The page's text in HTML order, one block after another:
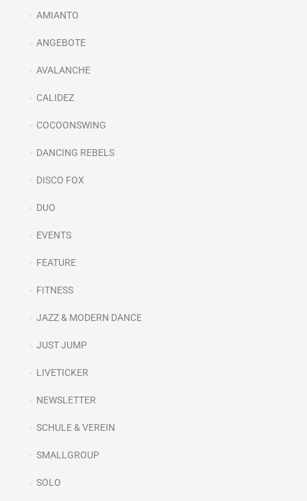
AMIANTO
ANGEBOTE
AVALANCHE
CALIDEZ
COCOONSWING
DANCING REBELS
DISCO FOX
DUO
EVENTS
FEATURE
FITNESS
JAZZ & MODERN DANCE
JUST JUMP
LIVETICKER
NEWSLETTER
SCHULE & VEREIN
SMALLGROUP
SOLO